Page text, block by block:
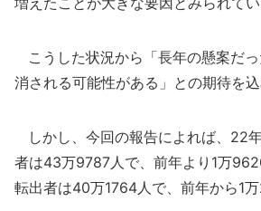
こうした状況から「長年の懸案だ
消される可能性がある」との期待を込
しかし、今回の報告によれば、22
者は43万9787人で、前年より1万
転出者は40万1764人で、前年から1万